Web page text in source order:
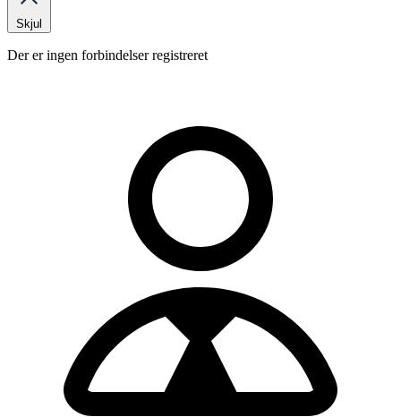
Skjul
Der er ingen forbindelser registreret